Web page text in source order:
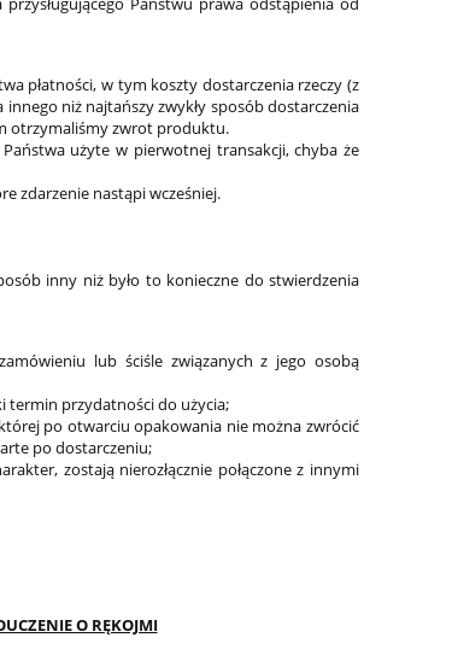
płatności, w tym koszty dostarczenia rzeczy (z
niż najtańszy zwykły sposób dostarczenia
otrzymaliśmy zwrot produktu.
użyte w pierwotnej transakcji, chyba że
zdarzenie nastąpi wcześniej.
inny niż było to konieczne do stwierdzenia
lub ściśle związanych z jego osobą
termin przydatności do użycia;
po otwarciu opakowania nie można zwrócić
po dostarczeniu;
zostają nierozłącznie połączone z innymi
O RĘKOJMI